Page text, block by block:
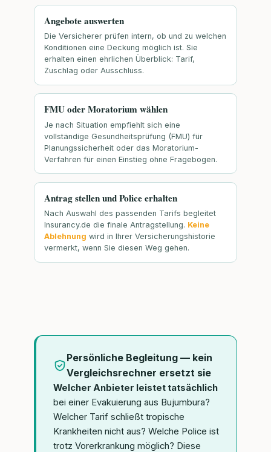
Angebote auswerten
Die Versicherer prüfen intern, ob und zu welchen
Konditionen eine Deckung möglich ist. Sie
erhalten einen ehrlichen Überblick: Tarif,
Zuschlag oder Ausschluss.
FMU oder Moratorium wählen
Je nach Situation empfiehlt sich eine
vollständige Gesundheitsprüfung (FMU) für
Planungssicherheit oder das Moratorium-
Verfahren für einen Einstieg ohne Fragebogen.
Antrag stellen und Police erhalten
Nach Auswahl des passenden Tarifs begleitet
Insurancy.de die finale Antragstellung. Keine
Ablehnung wird in Ihrer Versicherungshistorie
vermerkt, wenn Sie diesen Weg gehen.
Persönliche Begleitung — kein
Vergleichsrechner ersetzt sie
Welcher Anbieter leistet tatsächlich
bei einer Evakuierung aus Bujumbura?
Welcher Tarif schließt tropische
Krankheiten nicht aus? Welche Police ist
trotz Vorerkrankung möglich? Diese